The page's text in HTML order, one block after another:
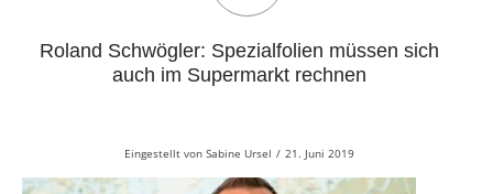
Roland Schwögler: Spezialfolien müssen sich
auch im Supermarkt rechnen
Eingestellt vonSabine Ursel / 21. Juni 2019